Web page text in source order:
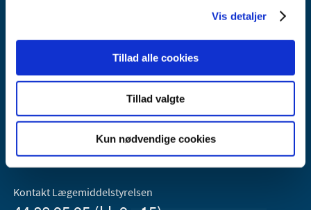
Vis detaljer
Tillad alle cookies
Tillad valgte
Kun nødvendige cookies
2300 København S
Lægemiddelstyrelsen er en del af
Kontakt Lægemiddelstyrelsen